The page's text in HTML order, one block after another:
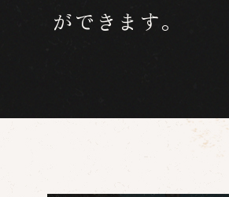
ができます。